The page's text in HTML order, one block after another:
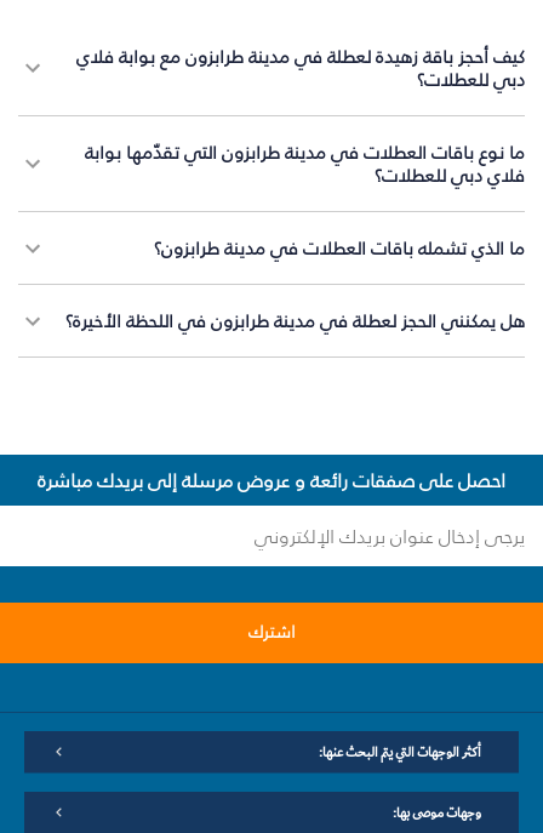
كيف أحجز باقة زهيدة لعطلة في مدينة طرابزون مع بوابة فلاي
دبي للعطلات؟
ما نوع باقات العطلات في مدينة طرابزون التي تقدّمها بوابة
فلاي دبي للعطلات؟
ما الذي تشمله باقات العطلات في مدينة طرابزون؟
هل يمكنني الحجز لعطلة في مدينة طرابزون في اللحظة الأخيرة؟
احصل على صفقات رائعة و عروض مرسلة إلى بريدك مباشرة
اشترك
أكثر الوجهات التي يتم البحث عنها:
وجهات موصى بها: